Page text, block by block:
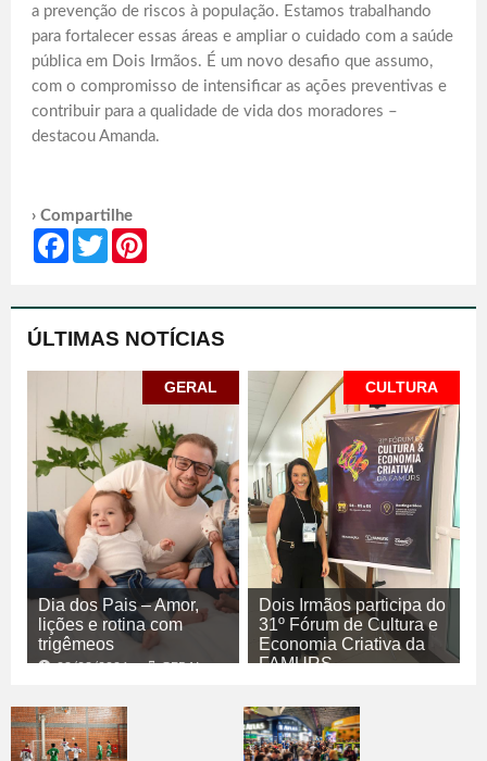
a prevenção de riscos à população. Estamos trabalhando
para fortalecer essas áreas e ampliar o cuidado com a saúde
pública em Dois Irmãos. É um novo desafio que assumo,
com o compromisso de intensificar as ações preventivas e
contribuir para a qualidade de vida dos moradores –
destacou Amanda.
› Compartilhe
FacebookTwitter
ÚLTIMAS NOTÍCIAS
GERAL
Dia dos Pais – Amor,
lições e rotina com
trigêmeos
08/08/2026 GERAL
CULTURA
Dois Irmãos participa do
31º Fórum de Cultura e
Economia Criativa da
FAMURS
CULTURA